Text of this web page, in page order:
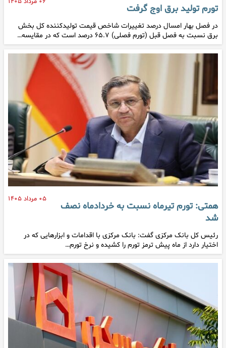
تورم تولید برق اوج گرفت
در فصل بهار امسال درصد تغییرات شاخص قیمت تولیدکننده کل بخش
برق نسبت به فصل قبل (تورم فصلی) ۶۵.۷ درصد است که در مقایسه…
۰۵ مرداد ۱۴۰۵
همتی: تورم تیرماه نسبت به خردادماه نصف
شد
رئیس کل بانک مرکزی گفت: بانک مرکزی با اقدامات و ابزارهایی که در
اختیار دارد از ماه پیش ترمز تورم را کشیده و نرخ تورم…